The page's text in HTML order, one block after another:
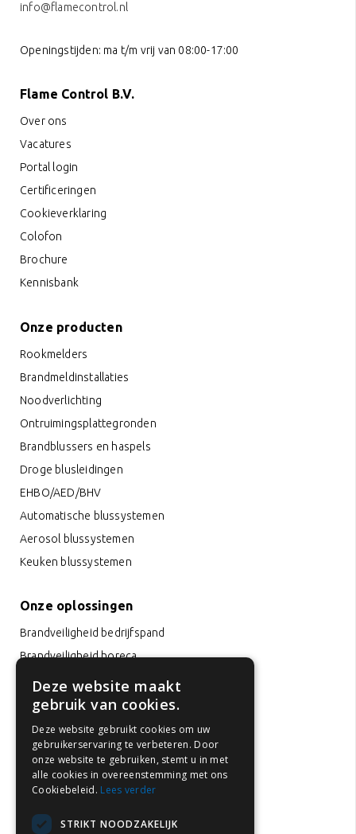
info@flamecontrol.nl
Openingstijden: ma t/m vrij van 08:00-17:00
Flame Control B.V.
Over ons
Vacatures
Portal login
Certificeringen
Cookieverklaring
Colofon
Brochure
Kennisbank
Onze producten
Rookmelders
Brandmeldinstallaties
Noodverlichting
Ontruimingsplattegronden
Brandblussers en haspels
Droge blusleidingen
EHBO/AED/BHV
Automatische blussystemen
Aerosol blussystemen
Keuken blussystemen
Onze oplossingen
Brandveiligheid bedrijfspand
Brandveiligheid horeca
Brandveiligheid op kantoor
Brandveiligheid hotels
Brandveiligheid scholen
Brandveiligheid zorginstellingen
Brandveiligheid kinderopvang
Brandveiligheid parkeergarages
Brandveiligheid huurwoningen
Deze website maakt
gebruik van cookies.
Deze website gebruikt cookies om uw
gebruikerservaring te verbeteren. Door
onze website te gebruiken, stemt u in met
alle cookies in overeenstemming met ons
Cookiebeleid. Lees verder
STRIKT NOODZAKELIJK